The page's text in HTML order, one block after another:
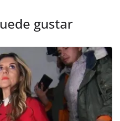
gustar